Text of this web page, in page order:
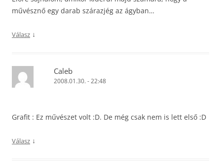
művésznő egy darab szárazjég az ágyban…
Válasz ↓
Caleb
2008.01.30. - 22:48
Grafit : Ez művészet volt :D. De még csak nem is lett első :D
Válasz ↓